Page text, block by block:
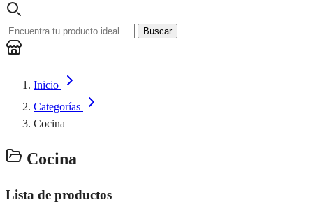
Buscar
Inicio
Categorías
Cocina
Cocina
Lista de productos